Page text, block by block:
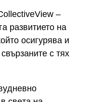
–
развитието на
осигурява и
c тяx